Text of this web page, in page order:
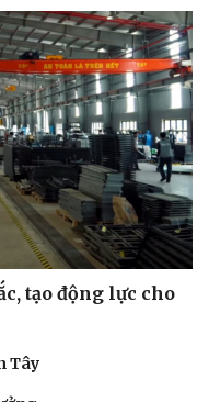
tạo động lực cho
Tây